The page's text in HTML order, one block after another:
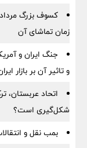
زمان تماشای آن
و تاثیر آن بر بازار
اتحاد عربستان،
شکل‌گیری است؟
بمب نقل‌ و